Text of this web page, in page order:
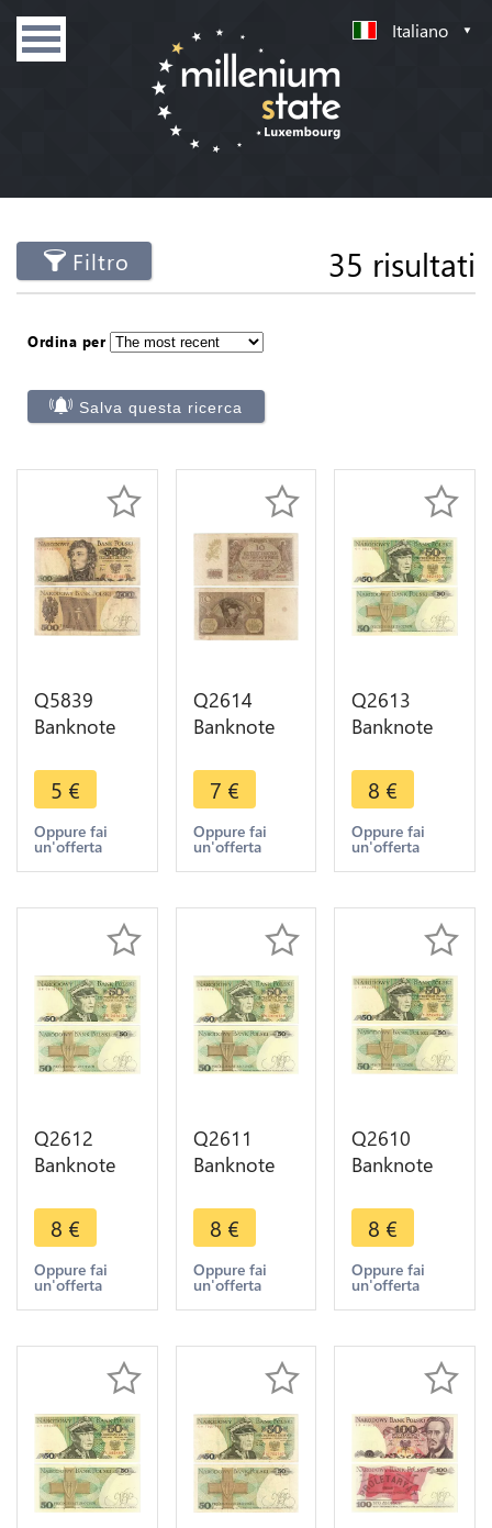
Italiano
Filtro 35 risultati
Ordina per
Salva questa ricerca
Q5839
Banknote
Zlotych
Tadeusz
Kosciuszko
1982 ->
5 €
Oppure fai
un'offerta
Q2614
Banknote
Zlotych
1940 --
Make Offer
7 €
Oppure fai
un'offerta
Q2613
Banknote
Zlotych
Karol
Świerczewski
1988 UNC -
Offer
8 €
Oppure fai
un'offerta
Q2612
Banknote
Zlotych
Karol
Świerczewski
1988 UNC -
Offer
8 €
Oppure fai
un'offerta
Q2611
Banknote
Zlotych
Karol
Świerczewski
1988 UNC -
Offer
8 €
Oppure fai
un'offerta
Q2610
Banknote
Zlotych
Karol
Świerczewski
1988 UNC -
Offer
8 €
Oppure fai
un'offerta